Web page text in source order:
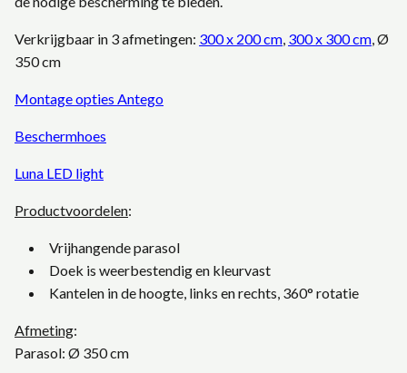
Verkrijgbaar in 3 afmetingen: 300 x 200 cm 300 x 300 cm , Ø
350 cm
Montage opties Antego
Beschermhoes
Luna LED light
Productvoordelen:
Vrijhangende parasol
Doek is weerbestendig en kleurvast
Kantelen in de hoogte, links en rechts, 360° rotatie
Afmeting:
Parasol: Ø 350 cm